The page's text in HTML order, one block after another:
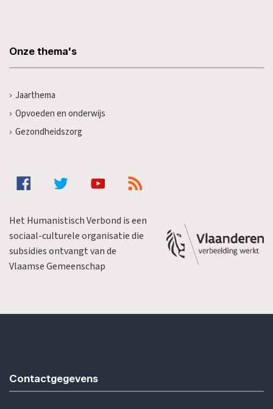
Onze thema's
Jaarthema
Opvoeden en onderwijs
Gezondheidszorg
Het Humanistisch Verbond is een
sociaal-culturele organisatie die
subsidies ontvangt van de
Vlaamse Gemeenschap
Contactgegevens